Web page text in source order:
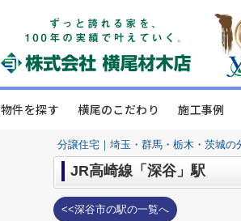
物件を探す 横尾のこだわり 施工事例
分譲住宅｜埼玉・群馬・栃木・茨城
JR高崎線「深谷」駅
<<深谷市の駅の一覧へ